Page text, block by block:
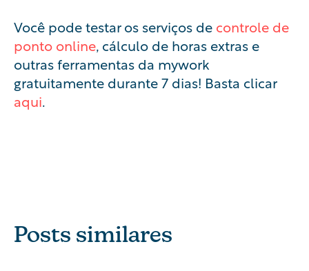
Você pode testar os serviços de controle de
ponto online, cálculo de horas extras e
outras ferramentas da mywork
gratuitamente durante 7 dias! Basta clicar
aqui.
Posts similares